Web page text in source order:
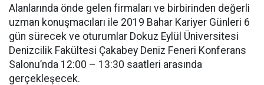
Alanlarında önde gelen firmaları ve birbirinden değerli
uzman konuşmacıları ile 2019 Bahar Kariyer Günleri 6
gün sürecek ve oturumlar Dokuz Eylül Üniversitesi
Denizcilik Fakültesi Çakabey Deniz Feneri Konferans
Salonu’nda 12:00 – 13:30 saatleri arasında
gerçekleşecek.